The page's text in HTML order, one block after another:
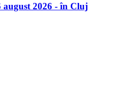
august 2026 - în Cluj